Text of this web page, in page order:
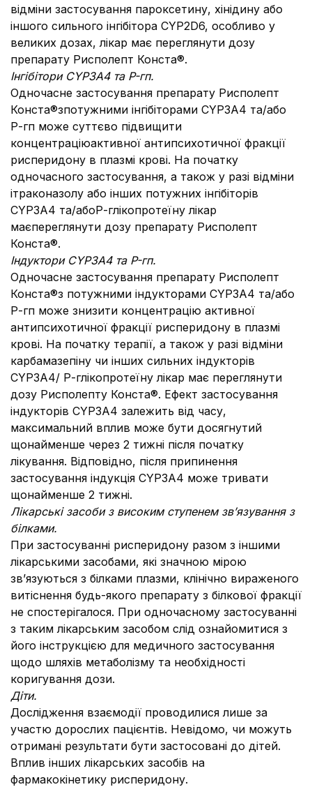
відміни застосування пароксетину, хінідину або
іншого сильного інгібітора CYP2D6, особливо у
великих дозах, лікар має переглянути дозу
препарату Рисполепт Конста®.
Інгібітори CYP3А4 та P-гп.
Одночасне застосування препарату Рисполепт
Конста®зпотужними інгібіторами CYP3А4 та/або
Р-гп може суттєво підвищити
концентраціюактивної антипсихотичної фракції
рисперидону в плазмі крові. На початку
одночасного застосування, а також у разі відміни
ітраконазолу або інших потужних інгібіторів
CYP3А4 та/абоР-глікопротеїну лікар
маєпереглянути дозу препарату Рисполепт
Конста®.
Індуктори CYP3А4 та P-гп.
Одночасне застосування препарату Рисполепт
Конста®з потужними індукторами CYP3А4 та/або
Р-гп може знизити концентрацію активної
антипсихотичної фракції рисперидону в плазмі
крові. На початку терапії, а також у разі відміни
карбамазепіну чи інших сильних індукторів
CYP3А4/ Р-глікопротеїну лікар має переглянути
дозу Рисполепту Конста®. Ефект застосування
індукторів CYP3А4 залежить від часу,
максимальний вплив може бути досягнутий
щонайменше через 2 тижні після початку
лікування. Відповідно, після припинення
застосування індукція CYP3А4 може тривати
щонайменше 2 тижні.
Лікарські засоби з високим ступенем зв’язування з
білками.
При застосуванні рисперидону разом з іншими
лікарськими засобами, які значною мірою
зв’язуються з білками плазми, клінічно вираженого
витіснення будь-якого препарату з білкової фракції
не спостерігалося. При одночасному застосуванні
з таким лікарським засобом слід ознайомитися з
його інструкцією для медичного застосування
щодо шляхів метаболізму та необхідності
коригування дози.
Діти.
Дослідження взаємодії проводилися лише за
участю дорослих пацієнтів. Невідомо, чи можуть
отримані результати бути застосовані до дітей.
Вплив інших лікарських засобів на
фармакокінетику рисперидону.